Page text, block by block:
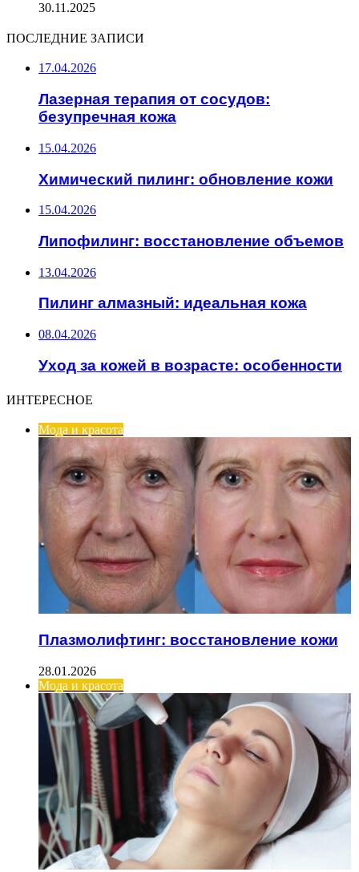
30.11.2025
ПОСЛЕДНИЕ ЗАПИСИ
17.04.2026
Лазерная терапия от сосудов:
безупречная кожа
15.04.2026
Химический пилинг: обновление кожи
15.04.2026
Липофилинг: восстановление объемов
13.04.2026
Пилинг алмазный: идеальная кожа
08.04.2026
Уход за кожей в возрасте: особенности
ИНТЕРЕСНОЕ
Мода и красота
Плазмолифтинг: восстановление кожи
28.01.2026
Мода и красота